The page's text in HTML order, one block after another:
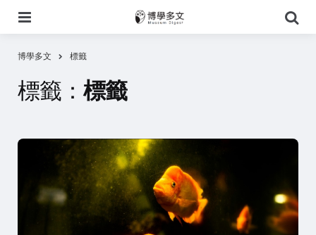
尋
博學多文 標籤
標籤： 標籤